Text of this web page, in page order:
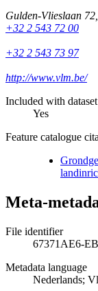
Gulden-Vlieslaan 72
+32 2 543 72 00
+32 2 543 73 97
http://www.vlm.be/
Included with dataset
Yes
Feature catalogue
Meta-
File identifier
67371AE6-
Metadata language
Nederlands;